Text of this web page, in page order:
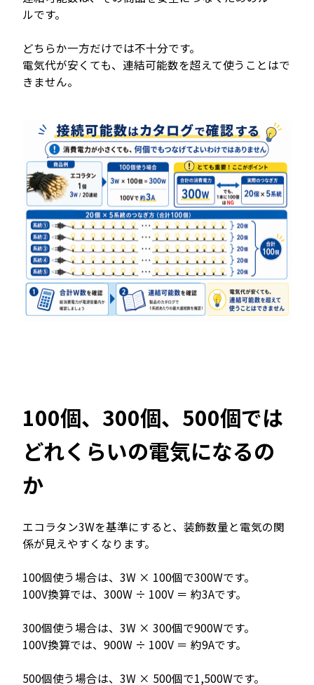
ルです。
どちらか一方だけでは不十分です。
電気代が安くても、連結可能数を超えて使うことはで
きません。
100個、300個、500個では
どれくらいの電気になるの
か
エコラタン3Wを基準にすると、装飾数量と電気の関
係が見えやすくなります。
100個使う場合は、3W × 100個で300Wです。
100V換算では、300W ÷ 100V ＝ 約3Aです。
300個使う場合は、3W × 300個で900Wです。
100V換算では、900W ÷ 100V ＝ 約9Aです。
500個使う場合は、3W × 500個で1,500Wです。